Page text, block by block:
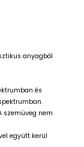
anyagból
és
szemüveg nem
együtt kerül